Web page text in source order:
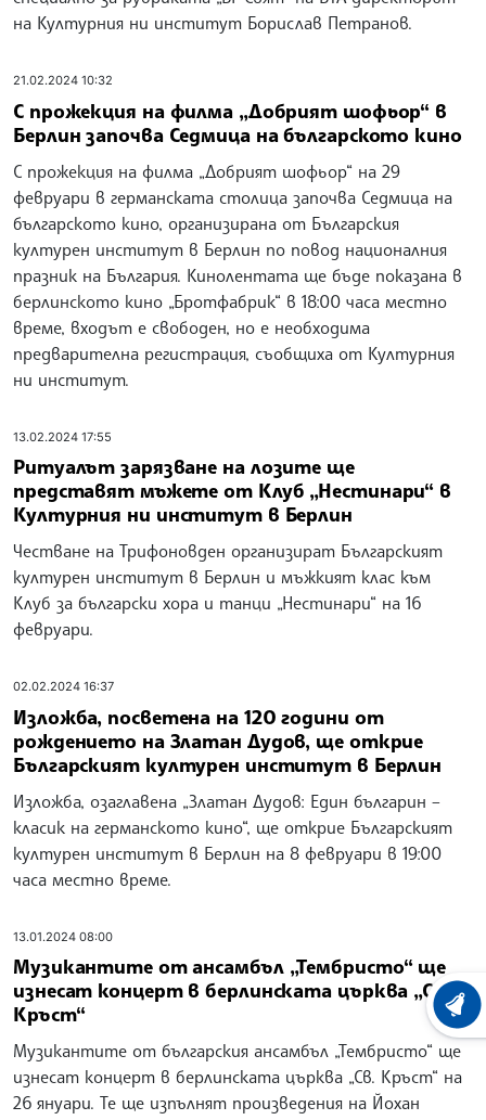
на Културния ни институт Борислав Петранов.
21.02.2024 10:32
С прожекция на филма „Добрият шофьор“ в
Берлин започва Седмица на българското кино
С прожекция на филма „Добрият шофьор“ на 29
февруари в германската столица започва Седмица на
българското кино, организирана от Българския
културен институт в Берлин по повод националния
празник на България. Кинолентата ще бъде показана в
берлинското кино „Бротфабрик“ в 18:00 часа местно
време, входът е свободен, но е необходима
предварителна регистрация, съобщиха от Културния
ни институт.
13.02.2024 17:55
Ритуалът зарязване на лозите ще
представят мъжете от Клуб „Нестинари“ в
Културния ни институт в Берлин
Честване на Трифоновден организират Българският
културен институт в Берлин и мъжкият клас към
Клуб за български хора и танци „Нестинари“ на 16
февруари.
02.02.2024 16:37
Изложба, посветена на 120 години от
рождението на Златан Дудов, ще открие
Българският културен институт в Берлин
Изложба, озаглавена „Златан Дудов: Един българин –
класик на германското кино“, ще открие Българският
културен институт в Берлин на 8 февруари в 19:00
часа местно време.
13.01.2024 08:00
Музикантите от ансамбъл „Тембристо“ ще
изнесат концерт в берлинската църква „Св.
Кръст“
Музикантите от българския ансамбъл „Тембристо“ ще
изнесат концерт в берлинската църква „Св. Кръст“ на
26 януари. Те ще изпълнят произведения на Йохан